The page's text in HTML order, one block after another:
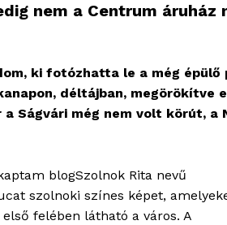
nem a Centrum áruház
ki fotózhatta le a még
déltájban, megörökítve
Ságvári még nem volt körút, a
blogSzolnok Rita nevű
szolnoki színes képet,
felében látható a város. A